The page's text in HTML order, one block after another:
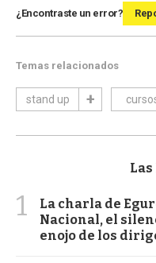
¿Encontraste un error?
Temas relacionados
stand up
Las
1
La charla de
Nacional, el
enojo de los